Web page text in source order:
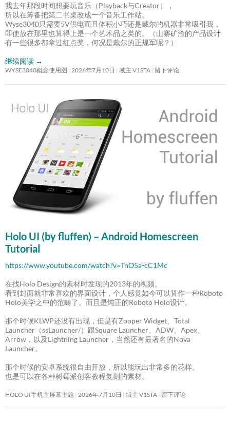
我去年那段时间想要玩音乐（Playback与Creator），
所以在筹备把第二书桌改成一个音乐工作站。
Wyse3040只需要5V供电而且体积小巧还是戴尔的机器非常吸引我，
即使放在那里也算得上是一个艺术品之类的。（山寨矿渣的产品设计
有一些很多都拿过红点奖，何况是戴尔的正规军呢？）
继续阅读 →
WYSE3040概念使用图 2026年7月10日 域主 V1STA 留下评论
Holo UI (by fluffen) – Android Homescreen
Tutorial
https://www.youtube.com/watch?v=TnO5a-cC1Mc
在找Holo Design的素材时发现的2013年的视频。
看到封面就非常喜欢的界面设计，个人感觉如今可以算作一种Roboto
Holo美学之中的范畴了。而且是纯正的Roboto Holo设计。
那个时候KLWP还没有出现，但是有Zooper Widget、Total
Launcher（ssLauncher/）跟Square Launcher、ADW、Apex、
Arrow，以及Lightning Launcher，当然还有最著名的Nova
Launcher。
那个时候的安卓系统很自由开放，所以能玩出非常多的花样。
也是可以在各种树莓派创客教程复刻的素材。
HOLO UI手机主屏幕主题 2026年7月10日 域主 V1STA 留下评论